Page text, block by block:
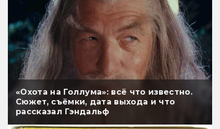
«Охота на Голлума»: всё что известно.
Сюжет, съёмки, дата выхода и что
рассказал Гэндальф